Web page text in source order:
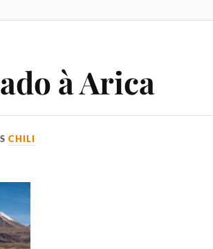
à Arica
CHILI